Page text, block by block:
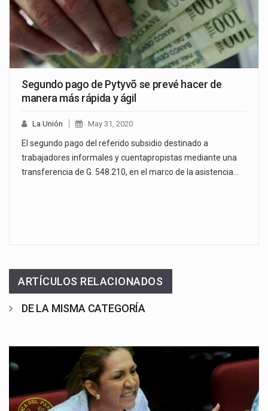
Segundo pago de Pytyvõ se prevé hacer de
manera más rápida y ágil
La Unión May 31, 2020
El segundo pago del referido subsidio destinado a
trabajadores informales y cuentapropistas mediante una
transferencia de G. 548.210, en el marco de la asistencia…
ARTÍCULOS RELACIONADOS
DE LA MISMA CATEGORÍA